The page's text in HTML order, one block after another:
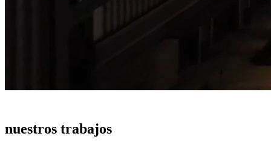
nuestros trabajos